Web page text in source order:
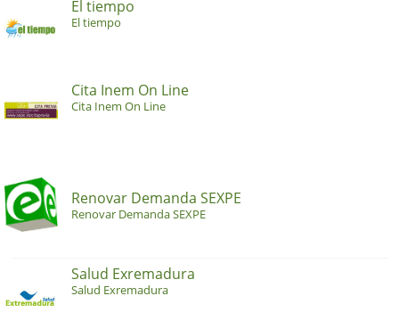
El tiempo
El tiempo
Cita Inem On Line
Cita Inem On Line
Renovar Demanda SEXPE
Renovar Demanda SEXPE
Salud Exremadura
Salud Exremadura